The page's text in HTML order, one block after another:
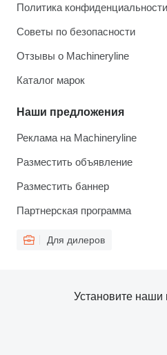
Политика конфиденциальности
Советы по безопасности
Отзывы о Machineryline
Каталог марок
Наши предложения
Реклама на Machineryline
Разместить объявление
Разместить баннер
Партнерская программа
Для дилеров
Установите наши